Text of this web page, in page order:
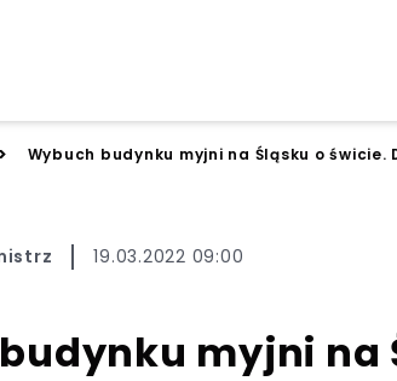
Wybuch budynku myjni na Śląsku o
19.03.2022 09:00
myjni na